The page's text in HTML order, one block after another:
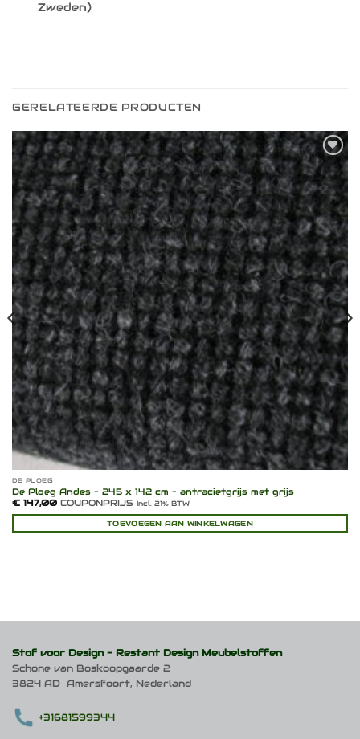
Zweden)
GERELATEERDE PRODUCTEN
Toevoegen
aan
verlanglijst
DE PLOEG
De Ploeg Andes – 245 x 142 cm – antracietgrijs met grijs
€147,00COUPONPRIJS Incl. 21% BTW
TOEVOEGEN AAN WINKELWAGEN
Stof voor Design - Restant Design Meubelstoffen
Schone van Boskoopgaarde 2
3824 AD Amersfoort, Nederland
+31681599344